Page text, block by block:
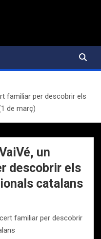
familiar per descobrir els
de març)
un
descobrir els
catalans
familiar per descobrir